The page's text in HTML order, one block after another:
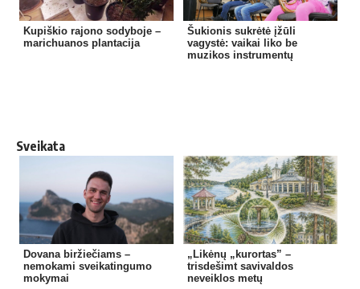
Kupiškio rajono sodyboje –
marichuanos plantacija
Šukionis sukrėtė įžūli
vagystė: vaikai liko be
muzikos instrumentų
Sveikata
Dovana biržiečiams –
nemokami sveikatingumo
mokymai
„Likėnų „kurortas” –
trisdešimt savivaldos
neveiklos metų